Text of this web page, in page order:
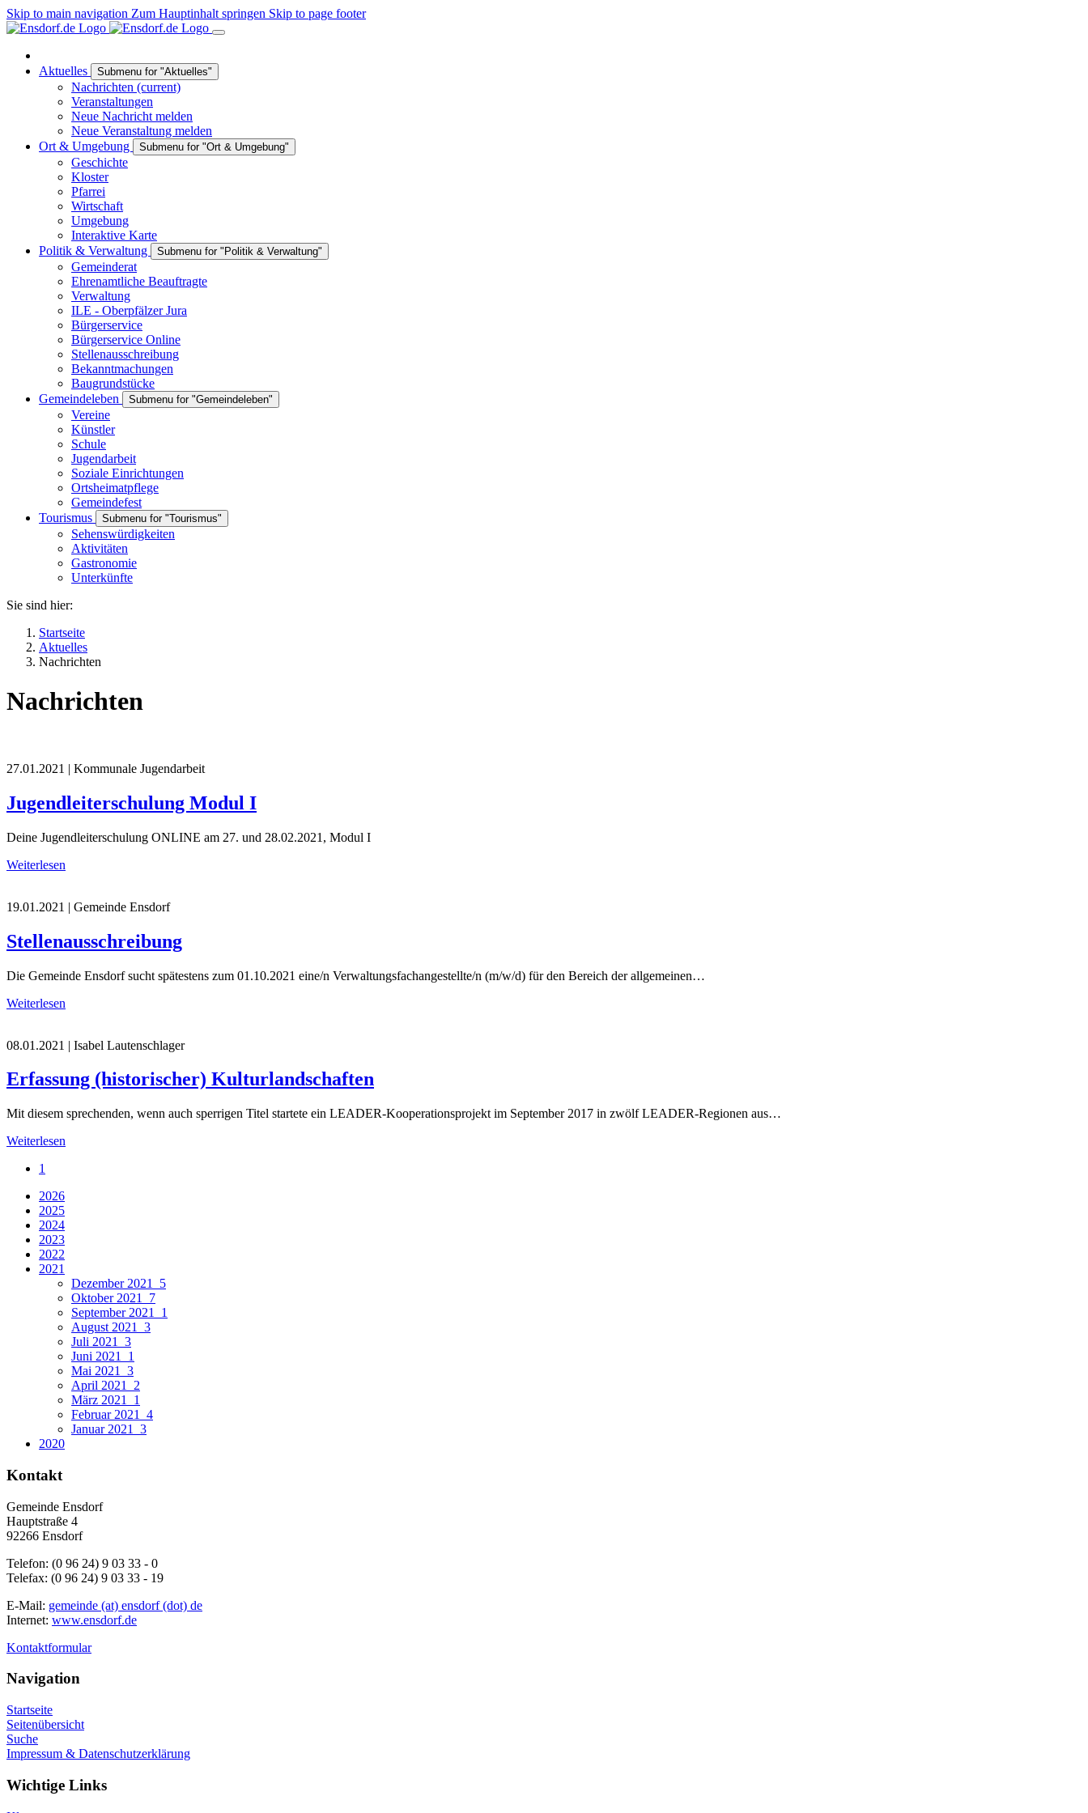
Skip to main navigation Zum Hauptinhalt springen Skip to page footer
Aktuelles Submenu for "Aktuelles"
Nachrichten (current)
Veranstaltungen
Neue Nachricht melden
Neue Veranstaltung melden
Ort & Umgebung
Submenu for "Ort & Umgebung"
Geschichte
Kloster
Pfarrei
Wirtschaft
Umgebung
Interaktive Karte
Politik & Verwaltung
Submenu for "Politik & Verwaltung"
Gemeinderat
Ehrenamtliche Beauftragte
Verwaltung
ILE - Oberpfälzer Jura
Bürgerservice
Bürgerservice Online
Stellenausschreibung
Bekanntmachungen
Baugrundstücke
Gemeindeleben
Submenu for "Gemeindeleben"
Vereine
Künstler
Schule
Jugendarbeit
Soziale Einrichtungen
Ortsheimatpflege
Gemeindefest
Tourismus
Submenu for "Tourismus"
Sehenswürdigkeiten
Aktivitäten
Gastronomie
Unterkünfte
Sie sind hier:
Startseite
Aktuelles
Nachrichten
Nachrichten
27.01.2021 | Kommunale Jugendarbeit
Jugendleiterschulung Modul I
Deine Jugendleiterschulung ONLINE am 27. und 28.02.2021, Modul I
Weiterlesen
19.01.2021 | Gemeinde Ensdorf
Stellenausschreibung
Die Gemeinde Ensdorf sucht spätestens zum 01.10.2021 eine/n Verwaltungsfachangestellte/n (m/w/d) für den Bereich der allgemeinen…
Weiterlesen
08.01.2021 | Isabel Lautenschlager
Erfassung (historischer) Kulturlandschaften
Mit diesem sprechenden, wenn auch sperrigen Titel startete ein LEADER-Kooperationsprojekt im September 2017 in zwölf LEADER-Regionen aus…
Weiterlesen
1
2026
2025
2024
2023
2022
2021
Dezember 2021
5
Oktober 2021
7
September 2021
1
August 2021
3
Juli 2021
3
Juni 2021
1
Mai 2021
3
April 2021
2
März 2021
1
Februar 2021
4
Januar 2021
3
2020
Kontakt
Gemeinde Ensdorf
Hauptstraße 4
92266 Ensdorf
Telefon: (0 96 24) 9 03 33 - 0
Telefax: (0 96 24) 9 03 33 - 19
E-Mail: gemeinde (at) ensdorf (dot) de
Internet: www.ensdorf.de
Kontaktformular
Navigation
Startseite
Seitenübersicht
Suche
Impressum & Datenschutzerklärung
Wichtige Links